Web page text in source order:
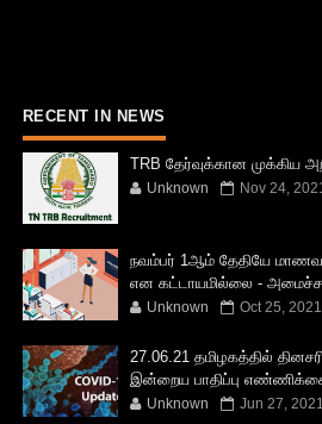
RECENT IN NEWS
TRB தேர்வுக்கான முக்கிய
Unknown Nov 24,
நவம்பர் 1ஆம் தேதியே
என கட்டாயமில்லை -
Unknown Oct 25, 2021
27.06.21 தமிழகத்தில்
இன்றைய பாதிப்பு
Unknown Jun 27, 2021